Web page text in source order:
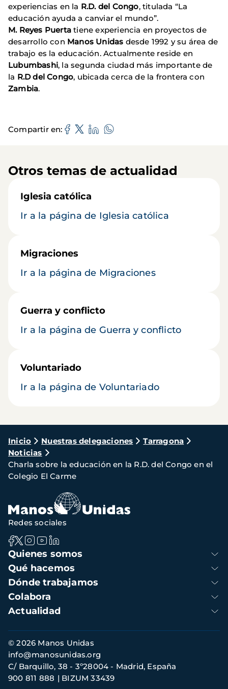
experiencias en la R.D. del Congo, titulada “La
educación ayuda a canviar el mundo”.
M. Reyes Puerta tiene experiencia en proyectos de
desarrollo con Manos Unidas desde 1992 y su área de
trabajo es la educación. Actualmente reside en
Lubumbashi, la segunda ciudad más importante de
la R.D del Congo, ubicada cerca de la frontera con
Zambia.
Compartir en
Otros temas de actualidad
Iglesia católica
Ir a la página de Iglesia católica
Migraciones
Ir a la página de Migraciones
Guerra y conflicto
Ir a la página de Guerra y conflicto
Voluntariado
Ir a la página de Voluntariado
Ruta
de
navegación
Inicio Nuestras delegaciones
Tarragona
Noticias
Charla sobre la educación en la R.D. del Congo en el
Colegio El Carme
Navegación
principal
Quienes somos
Qué hacemos
Dónde trabajamos
Colabora
Actualidad
Redes sociales
Información
de
contacto
© 2026 Manos Unidas
C/ Barquillo, 38 - 3º28004 - Madrid, España
900 811 888
BIZUM 33439
info@manosunidas.org